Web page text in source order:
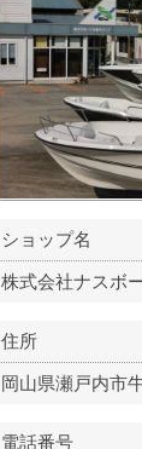
ショップ名
株式会社ナスボ
住所
岡山県瀬戸内市
電話番号